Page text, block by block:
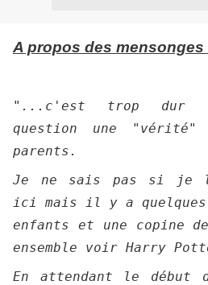
A propos des mensonges
"...c'est trop dur
question une "vérité"
parents.
Je ne sais pas si je
ici mais il y a quelques
enfants et une copine
ensemble voir Harry
En attendant le début